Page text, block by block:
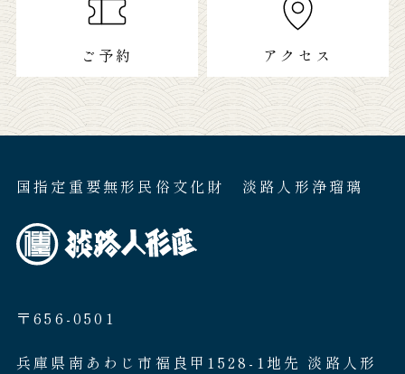
ご予約 アクセス
国指定重要無形民俗文化財 淡路人形浄瑠璃
〒656-0501
兵庫県南あわじ市福良甲1528-1地先 淡路人形